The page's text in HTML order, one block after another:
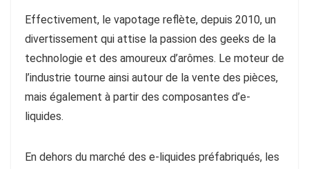
Effectivement, le vapotage reflète, depuis 2010, un
divertissement qui attise la passion des geeks de la
technologie et des amoureux d’arômes. Le moteur de
l’industrie tourne ainsi autour de la vente des pièces,
mais également à partir des composantes d’e-
liquides.
En dehors du marché des e-liquides préfabriqués, les